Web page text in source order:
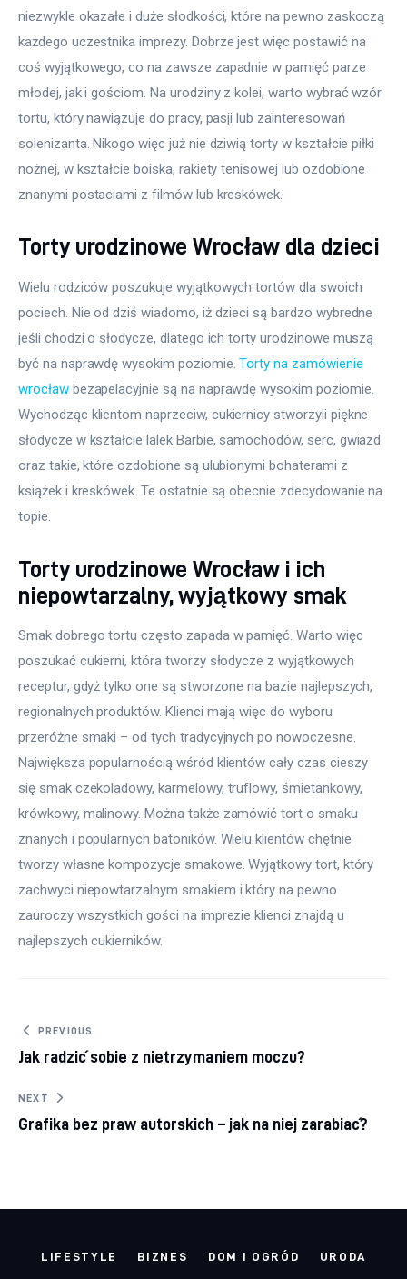
niezwykle okazałe i duże słodkości, które na pewno zaskoczą
każdego uczestnika imprezy. Dobrze jest więc postawić na
coś wyjątkowego, co na zawsze zapadnie w pamięć parze
młodej, jak i gościom. Na urodziny z kolei, warto wybrać wzór
tortu, który nawiązuje do pracy, pasji lub zainteresowań
solenizanta. Nikogo więc już nie dziwią torty w kształcie piłki
nożnej, w kształcie boiska, rakiety tenisowej lub ozdobione
znanymi postaciami z filmów lub kreskówek.
Torty urodzinowe Wrocław dla dzieci
Wielu rodziców poszukuje wyjątkowych tortów dla swoich
pociech. Nie od dziś wiadomo, iż dzieci są bardzo wybredne
jeśli chodzi o słodycze, dlatego ich torty urodzinowe muszą
być na naprawdę wysokim poziomie. Torty na zamówienie
wrocław bezapelacyjnie są na naprawdę wysokim poziomie.
Wychodząc klientom naprzeciw, cukiernicy stworzyli piękne
słodycze w kształcie lalek Barbie, samochodów, serc, gwiazd
oraz takie, które ozdobione są ulubionymi bohaterami z
książek i kreskówek. Te ostatnie są obecnie zdecydowanie na
topie.
Torty urodzinowe Wrocław i ich
niepowtarzalny, wyjątkowy smak
Smak dobrego tortu często zapada w pamięć. Warto więc
poszukać cukierni, która tworzy słodycze z wyjątkowych
receptur, gdyż tylko one są stworzone na bazie najlepszych,
regionalnych produktów. Klienci mają więc do wyboru
przeróżne smaki – od tych tradycyjnych po nowoczesne.
Największa popularnością wśród klientów cały czas cieszy
się smak czekoladowy, karmelowy, truflowy, śmietankowy,
krówkowy, malinowy. Można także zamówić tort o smaku
znanych i popularnych batoników. Wielu klientów chętnie
tworzy własne kompozycje smakowe. Wyjątkowy tort, który
zachwyci niepowtarzalnym smakiem i który na pewno
zauroczy wszystkich gości na imprezie klienci znajdą u
najlepszych cukierników.
Nawigacja wpisu
PREVIOUS
Jak radzić sobie z nietrzymaniem moczu?
NEXT
Grafika bez praw autorskich – jak na niej zarabiać?
LIFESTYLE BIZNES DOM I OGRÓD URODA